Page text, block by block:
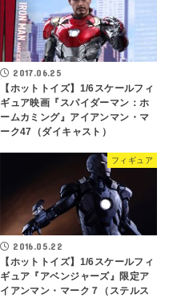
2017.06.25
【ホットトイズ】1/6スケールフィ
ギュア映画『スパイダーマン：ホ
ームカミング』アイアンマン・マ
ーク47（ダイキャスト）
フィギュア
2016.05.22
【ホットトイズ】1/6スケールフィ
ギュア『アベンジャーズ』限定ア
イアンマン・マーク７（ステルス